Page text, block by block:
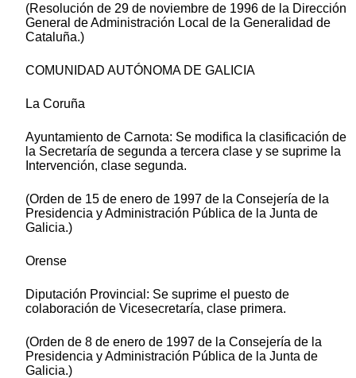
(Resolución de 29 de noviembre de 1996 de la Dirección
General de Administración Local de la Generalidad de
Cataluña.)
COMUNIDAD AUTÓNOMA DE GALICIA
La Coruña
Ayuntamiento de Carnota: Se modifica la clasificación de
la Secretaría de segunda a tercera clase y se suprime la
Intervención, clase segunda.
(Orden de 15 de enero de 1997 de la Consejería de la
Presidencia y Administración Pública de la Junta de
Galicia.)
Orense
Diputación Provincial: Se suprime el puesto de
colaboración de Vicesecretaría, clase primera.
(Orden de 8 de enero de 1997 de la Consejería de la
Presidencia y Administración Pública de la Junta de
Galicia.)